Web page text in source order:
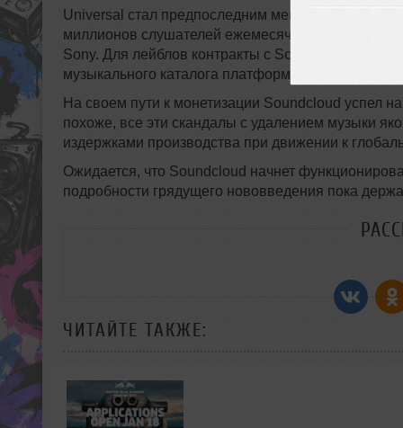
Universal стал предпоследним мейджором,
миллионов слушателей ежемесячно.
Sony. Для лейблов контракты с Soundcloud
музыкального каталога платформы и получать
На своем пути к монетизации Soundcloud успел
похоже, все эти скандалы с удалением музыки
издержками производства при движении к
Ожидается, что Soundcloud начнет
подробности грядущего нововведения пока
ЧИТАЙТЕ ТАКЖЕ: